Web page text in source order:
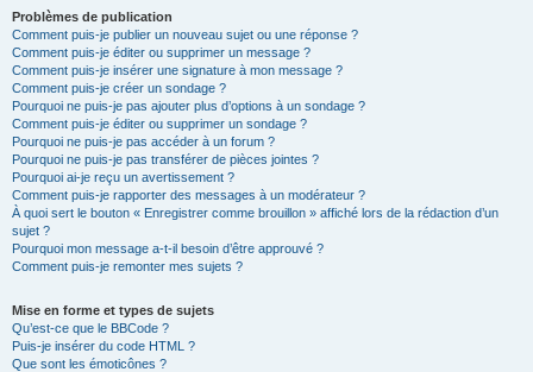
Problèmes de publication
Comment puis-je publier un nouveau sujet ou une réponse ?
Comment puis-je éditer ou supprimer un message ?
Comment puis-je insérer une signature à mon message ?
Comment puis-je créer un sondage ?
Pourquoi ne puis-je pas ajouter plus d’options à un sondage ?
Comment puis-je éditer ou supprimer un sondage ?
Pourquoi ne puis-je pas accéder à un forum ?
Pourquoi ne puis-je pas transférer de pièces jointes ?
Pourquoi ai-je reçu un avertissement ?
Comment puis-je rapporter des messages à un modérateur ?
À quoi sert le bouton « Enregistrer comme brouillon » affiché lors de la rédaction d’un
sujet ?
Pourquoi mon message a-t-il besoin d’être approuvé ?
Comment puis-je remonter mes sujets ?
Mise en forme et types de sujets
Qu’est-ce que le BBCode ?
Puis-je insérer du code HTML ?
Que sont les émoticônes ?